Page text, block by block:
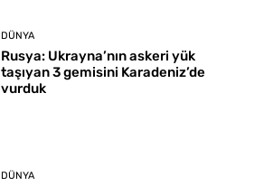
DÜNYA
Rusya: Ukrayna’nın askeri yük
taşıyan 3 gemisini Karadeniz’de
vurduk
DÜNYA